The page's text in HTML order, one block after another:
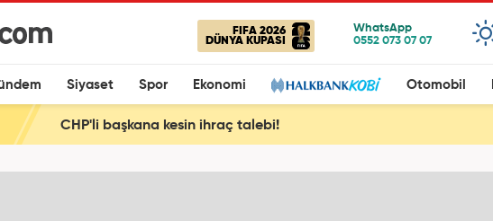
FIFA 2026
DÜNYA KUPASI
Siyaset Spor Ekonomi Otomobil
CHP'li başkana kesin ihraç talebi!